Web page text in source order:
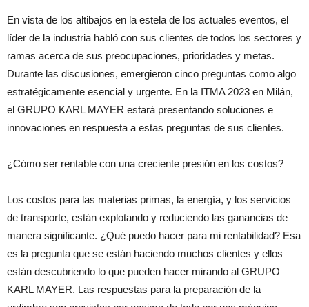
En vista de los altibajos en la estela de los actuales eventos, el
líder de la industria habló con sus clientes de todos los sectores y
ramas acerca de sus preocupaciones, prioridades y metas.
Durante las discusiones, emergieron cinco preguntas como algo
estratégicamente esencial y urgente. En la ITMA 2023 en Milán,
el GRUPO KARL MAYER estará presentando soluciones e
innovaciones en respuesta a estas preguntas de sus clientes.
¿Cómo ser rentable con una creciente presión en los costos?
Los costos para las materias primas, la energía, y los servicios
de transporte, están explotando y reduciendo las ganancias de
manera significante. ¿Qué puedo hacer para mi rentabilidad? Esa
es la pregunta que se están haciendo muchos clientes y ellos
están descubriendo lo que pueden hacer mirando al GRUPO
KARL MAYER. Las respuestas para la preparación de la